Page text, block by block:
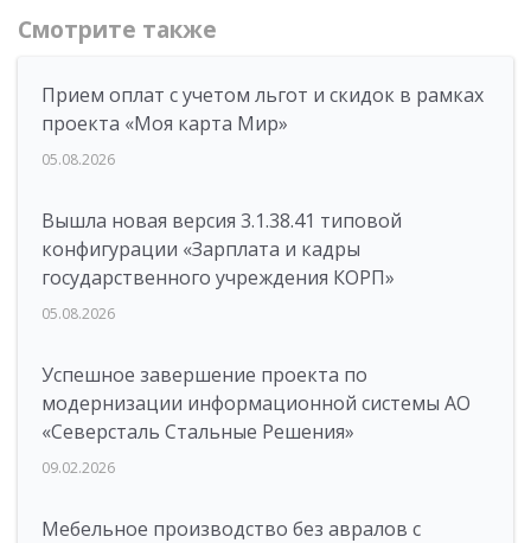
Смотрите также
Прием оплат с учетом льгот и скидок в рамках
проекта «Моя карта Мир»
05.08.2026
Вышла новая версия 3.1.38.41 типовой
конфигурации «Зарплата и кадры
государственного учреждения КОРП»
05.08.2026
Успешное завершение проекта по
модернизации информационной системы АО
«Северсталь Стальные Решения»
09.02.2026
Мебельное производство без авралов с